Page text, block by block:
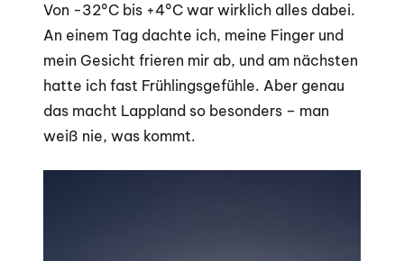
Von -32°C bis +4°C war wirklich alles dabei.
An einem Tag dachte ich, meine Finger und
mein Gesicht frieren mir ab, und am nächsten
hatte ich fast Frühlingsgefühle. Aber genau
das macht Lappland so besonders – man
weiß nie, was kommt.